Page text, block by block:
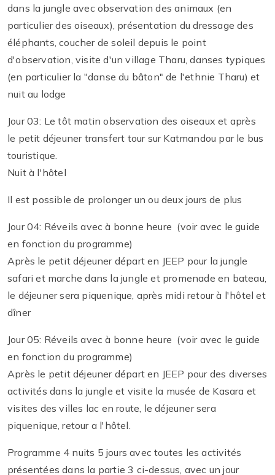
dans la jungle avec observation des animaux (en
particulier des oiseaux), présentation du dressage des
éléphants, coucher de soleil depuis le point
d'observation, visite d'un village Tharu, danses typiques
(en particulier la "danse du bâton" de l'ethnie Tharu) et
nuit au lodge
Jour 03: Le tôt matin observation des oiseaux et après
le petit déjeuner transfert tour sur Katmandou par le bus
touristique.
Nuit à l'hôtel
Il est possible de prolonger un ou deux jours de plus
Jour 04: Réveils avec à bonne heure (voir avec le guide
en fonction du programme)
Après le petit déjeuner départ en JEEP pour la jungle
safari et marche dans la jungle et promenade en bateau,
le déjeuner sera piquenique, après midi retour à l'hôtel et
dîner
Jour 05: Réveils avec à bonne heure (voir avec le guide
en fonction du programme)
Après le petit déjeuner départ en JEEP pour des diverses
activités dans la jungle et visite la musée de Kasara et
visites des villes lac en route, le déjeuner sera
piquenique, retour a l'hôtel.
Programme 4 nuits 5 jours avec toutes les activités
présentées dans la partie 3 ci-dessus, avec un jour